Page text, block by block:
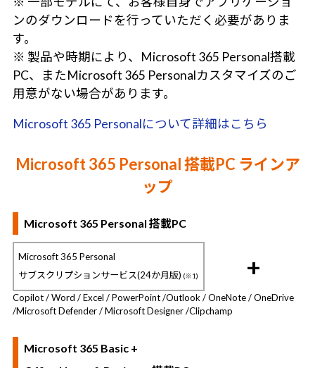
ンのダウンロードを行っていただく必要がありま
す。
※ 製品や時期により、Microsoft 365 Personal搭載
PC、またMicrosoft 365 Personalカスタマイズのご
用意がない場合があります。
Microsoft 365 Personalについて詳細はこちら
Microsoft 365 Personal 搭載PC ラインア
ップ
Microsoft 365 Personal 搭載PC
Microsoft 365 Personal
サブスクリプションサービス(24か月版) (※1) +
Copilot / Word / Excel / PowerPoint /Outlook / OneNote / OneDrive
/Microsoft Defender / Microsoft Designer /Clipchamp
Microsoft 365 Basic +